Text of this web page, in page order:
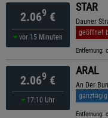
2.069 €
vor 15 Minuten
STAR
Dauner
geöffnet
Entfernung:
2.069 €
17:10 Uhr
ARAL
An Der
Entfernung: